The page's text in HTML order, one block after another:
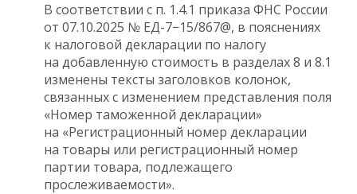
В соответствии с п. 1.4.1 приказа ФНС России
от 07.10.2025 № ЕД-7−15/867@, в пояснениях
к налоговой декларации по налогу
на добавленную стоимость в разделах 8 и 8.1
изменены тексты заголовков колонок,
связанных с изменением представления поля
«Номер таможенной декларации»
на «Регистрационный номер декларации
на товары или регистрационный номер
партии товара, подлежащего
прослеживаемости».